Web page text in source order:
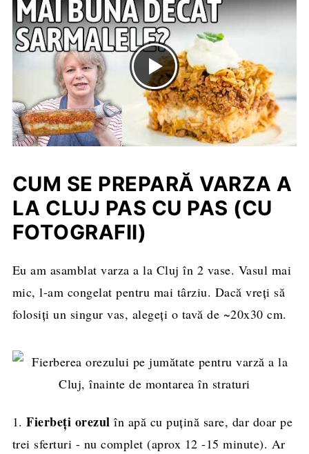
CUM SE PREPARĂ VARZA A
LA CLUJ PAS CU PAS (CU
FOTOGRAFII)
Eu am asamblat varza a la Cluj în 2 vase. Vasul mai
mic, l-am congelat pentru mai târziu. Dacă vreți să
folosiți un singur vas, alegeți o tavă de ~20x30 cm.
1.Fierbeți orezul în apă cu puțină sare, dar doar pe
trei sferturi - nu complet (aprox 12 -15 minute). Ar